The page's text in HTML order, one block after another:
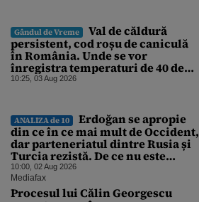
abătut o cupolă de foc”
Gândul de Vreme
Val de căldură
persistent, cod roșu de caniculă
în România. Unde se vor
înregistra temperaturi de 40 de
grade, potrivit ANM
10:25, 03 Aug 2026
ANALIZA de 10
Erdoğan se apropie
din ce în ce mai mult de Occident,
dar parteneriatul dintre Rusia și
Turcia rezistă. De ce nu este
Moscova îngrijorată de
orientarea spre vest a Ankarei
10:00, 02 Aug 2026
Mediafax
Procesul lui Călin Georgescu